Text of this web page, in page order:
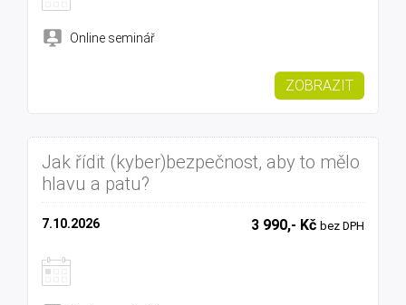
Online seminář
ZOBRAZIT
Jak řídit (kyber)bezpečnost, aby to mělo
hlavu a patu?
3 990,- Kč bez DPH
7.10.2026